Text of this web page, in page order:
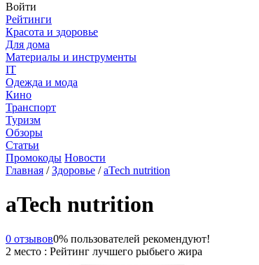
Войти
Рейтинги
Красота и здоровье
Для дома
Материалы и инструменты
IT
Одежда и мода
Кино
Транспорт
Туризм
Обзоры
Статьи
Промокоды Новости
Главная /Здоровье /aTech nutrition
aTech nutrition
0 отзывов0% пользователей рекомендуют!
2 место : Рейтинг лучшего рыбьего жира